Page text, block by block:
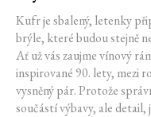
Kufr je sbalený, letenky
brýle, které budou stejně
Ať už vás zaujme vínový
inspirované 90. lety, mezi
vysněný pár. Protože
součástí výbavy, ale detail,